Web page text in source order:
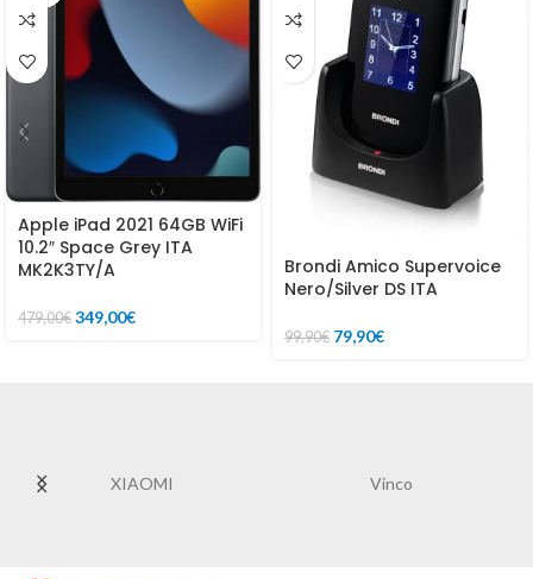
Apple iPad 2021 64GB WiFi
10.2″ Space Grey ITA
MK2K3TY/A
479,00€ 349,00€
Brondi Amico Supervoice
Nero/Silver DS ITA
99,90€ 79,90€
XIAOMI Vinco